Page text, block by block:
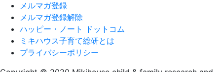
メルマガ登録
メルマガ登録解除
ハッピー・ノート ドットコム
ミキハウス子育て総研とは
プライバシーポリシー